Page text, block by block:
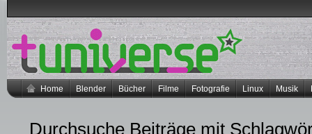
Home Blender Bücher Filme Fotografie Linux Musik
Durchsuche Beiträge mit